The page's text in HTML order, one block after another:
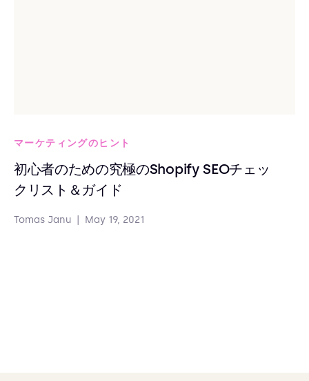
マーケティングのヒント
初心者のための究極のShopify SEOチェッ
クリスト＆ガイド
Tomas Janu May 19, 2021